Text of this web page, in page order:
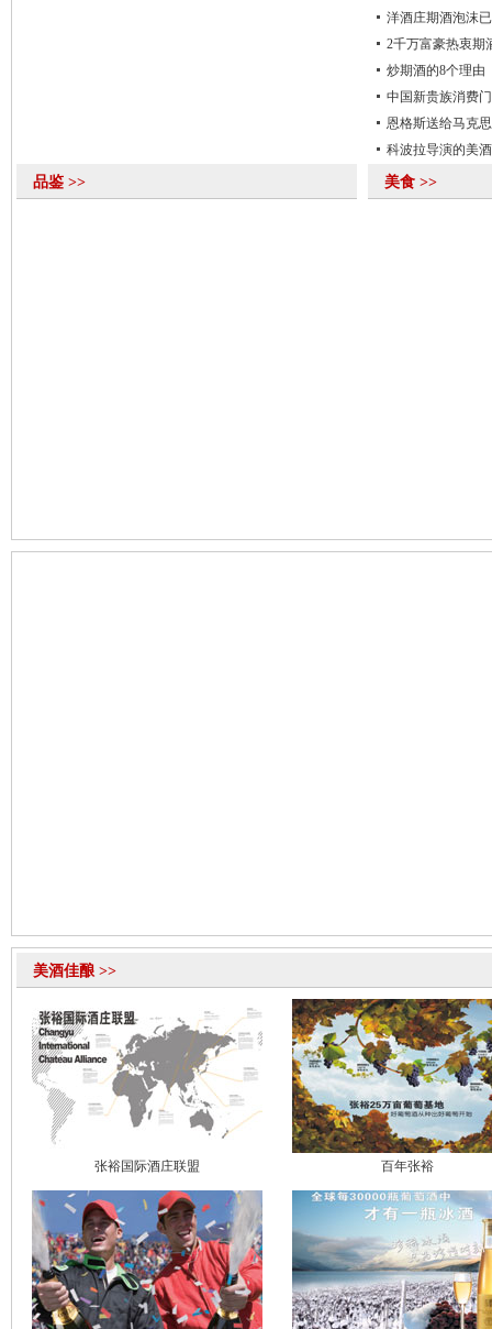
品鉴 >>
洋酒庄期酒泡沫
2千万富豪热衷期
炒期酒的8个理由
中国新贵族消费
恩格斯送给马克
科波拉导演的美
美食 >>
美酒佳酿 >>
张裕国际酒庄联盟 百年张裕